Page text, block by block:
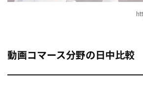
動画コマース分野の日中比較